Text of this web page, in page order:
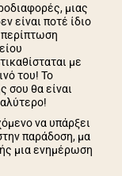
μιας
είναι ποτέ ίδιο
με
του! Το
σου θα είναι
να υπάρξει
παράδοση, μα
μια ενημέρωση